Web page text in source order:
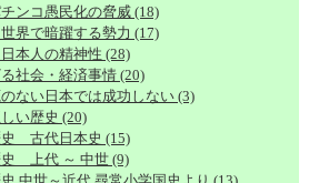
ンコ愚民化の脅威 (18)
界で暗躍する勢力 (17)
本人の精神性 (28)
社会・経済事情 (20)
ない日本では成功しない (3)
い歴史 (20)
史 古代日本史 (15)
史 上代 ～ 中世(9)